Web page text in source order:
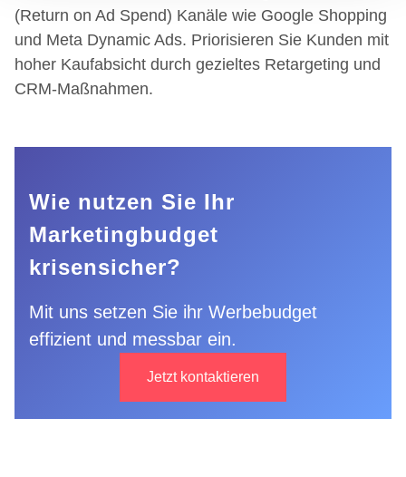
haben oder die sie im Rahmen Ihrer Nutzung der Dienste
gesammelt haben.
(Return on Ad Spend) Kanäle wie Google Shopping
und Meta Dynamic Ads. Priorisieren Sie Kunden mit
hoher Kaufabsicht durch gezieltes Retargeting und
CRM-Maßnahmen.
Wie nutzen Sie Ihr
Marketingbudget
krisensicher?
Mit uns setzen Sie ihr Werbebudget
effizient und messbar ein.
Jetzt kontaktieren